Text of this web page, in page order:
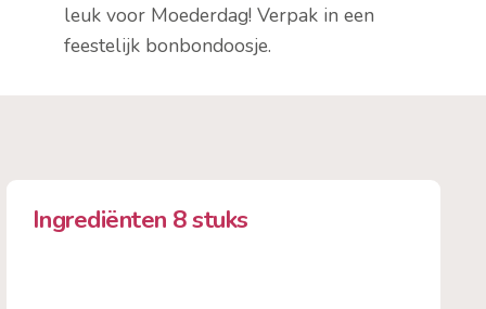
leuk voor Moederdag! Verpak in een
feestelijk bonbondoosje.
Ingrediënten 8 stuks